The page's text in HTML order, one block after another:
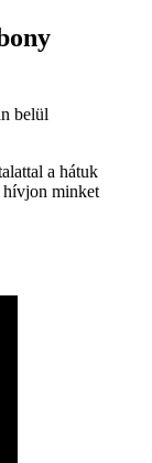
belül
a hátuk
hívjon minket